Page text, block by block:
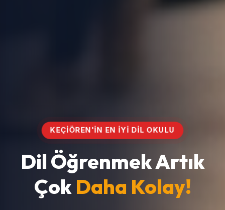
KEÇIÖREN'IN EN İYI DIL OKULU
Dil Öğrenmek Artık
Çok Daha Kolay!